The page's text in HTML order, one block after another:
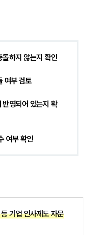
돌하지 않는지 확인
여부 검토
반영되어 있는지 확
여부 확인
기업 인사제도 자문